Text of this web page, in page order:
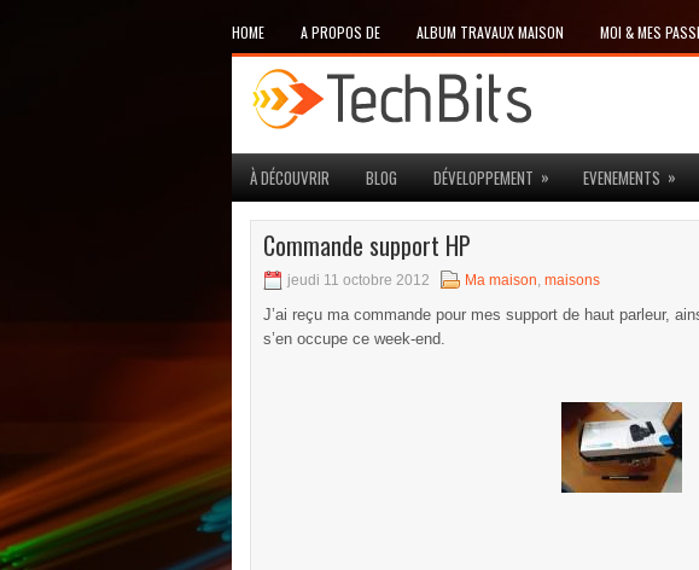
HOME A PROPOS DE ALBUM TRAVAUX MAISON MOI & MES
À DÉCOUVRIR BLOG DÉVELOPPEMENT » EVENEMENTS »
Commande support HP
jeudi 11 octobre 2012 Ma maison, maisons
J’ai reçu ma commande pour mes support de haut parleur,
s’en occupe ce week-end.